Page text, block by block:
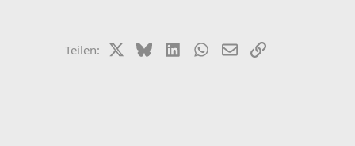
Teilen: X (Twitter)
BlueskyLinkedInWhatsApp
E-MailLink